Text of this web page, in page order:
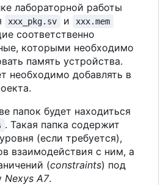
лабораторной работы
xxx_pkg.sv и xxx.mem
соответственно
которыми необходимо
память устройства.
необходимо добавлять в
папок будет находиться
. Такая папка содержит
(если требуется),
взаимодействия с ним, а
(constraints) под
Nexys A7.